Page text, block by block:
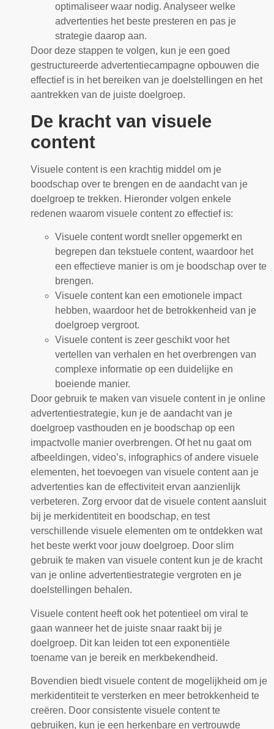
optimaliseer waar nodig. Analyseer welke
advertenties het beste presteren en pas je
strategie daarop aan.
Door deze stappen te volgen, kun je een goed
gestructureerde advertentiecampagne opbouwen die
effectief is in het bereiken van je doelstellingen en het
aantrekken van de juiste doelgroep.
De kracht van visuele
content
Visuele content is een krachtig middel om je
boodschap over te brengen en de aandacht van je
doelgroep te trekken. Hieronder volgen enkele
redenen waarom visuele content zo effectief is:
Visuele content wordt sneller opgemerkt en
begrepen dan tekstuele content, waardoor het
een effectieve manier is om je boodschap over te
brengen.
Visuele content kan een emotionele impact
hebben, waardoor het de betrokkenheid van je
doelgroep vergroot.
Visuele content is zeer geschikt voor het
vertellen van verhalen en het overbrengen van
complexe informatie op een duidelijke en
boeiende manier.
Door gebruik te maken van visuele content in je online
advertentiestrategie, kun je de aandacht van je
doelgroep vasthouden en je boodschap op een
impactvolle manier overbrengen. Of het nu gaat om
afbeeldingen, video’s, infographics of andere visuele
elementen, het toevoegen van visuele content aan je
advertenties kan de effectiviteit ervan aanzienlijk
verbeteren. Zorg ervoor dat de visuele content aansluit
bij je merkidentiteit en boodschap, en test
verschillende visuele elementen om te ontdekken wat
het beste werkt voor jouw doelgroep. Door slim
gebruik te maken van visuele content kun je de kracht
van je online advertentiestrategie vergroten en je
doelstellingen behalen.
Visuele content heeft ook het potentieel om viral te
gaan wanneer het de juiste snaar raakt bij je
doelgroep. Dit kan leiden tot een exponentiële
toename van je bereik en merkbekendheid.
Bovendien biedt visuele content de mogelijkheid om je
merkidentiteit te versterken en meer betrokkenheid te
creëren. Door consistente visuele content te
gebruiken, kun je een herkenbare en vertrouwde